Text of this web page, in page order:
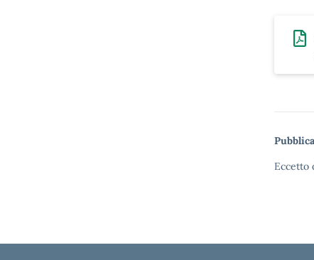
Eccetto